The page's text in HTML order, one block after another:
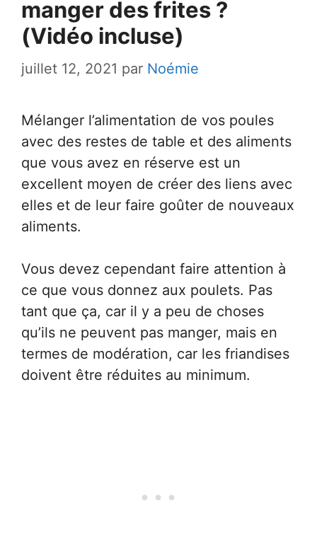
manger des frites ?
(Vidéo incluse)
juillet 12, 2021 par Noémie
Mélanger l’alimentation de vos poules
avec des restes de table et des aliments
que vous avez en réserve est un
excellent moyen de créer des liens avec
elles et de leur faire goûter de nouveaux
aliments.
Vous devez cependant faire attention à
ce que vous donnez aux poulets. Pas
tant que ça, car il y a peu de choses
qu’ils ne peuvent pas manger, mais en
termes de modération, car les friandises
doivent être réduites au minimum.